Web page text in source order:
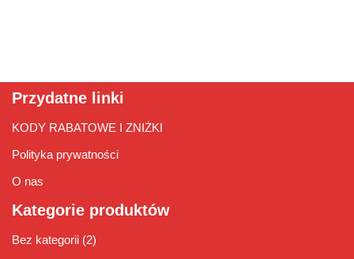
Przydatne linki
KODY RABATOWE I ZNIŻKI
Polityka prywatności
O nas
Kategorie produktów
Bez kategorii (2)